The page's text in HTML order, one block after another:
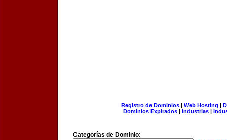
Registro de Dominios| Web Hosting |
Dominios Expirados | Industrias |
Categorías de Dominio: